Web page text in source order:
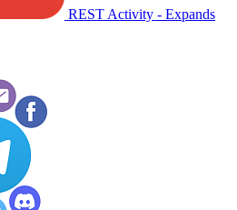
REST Activity - Expands